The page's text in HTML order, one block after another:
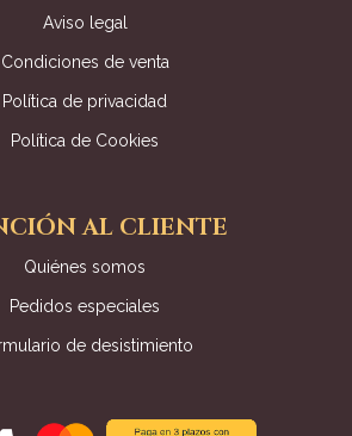
Aviso legal
Condiciones de venta
Política de privacidad
Política de Cookies
AL CLIENTE
Quiénes somos
Pedidos especiales
de desistimiento